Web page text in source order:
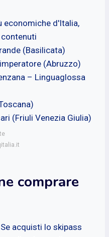
economiche d'Italia,
(Basilicata)
(Abruzzo)
– Linguaglossa
(Friuli Venezia Giulia)
comprare
acquisti lo skipass